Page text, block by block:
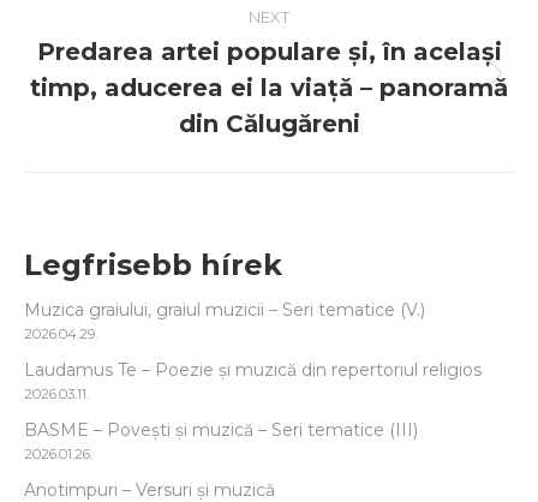
NEXT
Next
post:
Predarea artei populare și, în același
timp, aducerea ei la viață – panoramă
din Călugăreni
Legfrisebb hírek
Muzica graiului, graiul muzicii – Seri tematice (V.)
2026.04.29.
Laudamus Te – Poezie și muzică din repertoriul religios
2026.03.11.
BASME – Povești și muzică – Seri tematice (III)
2026.01.26.
Anotimpuri – Versuri și muzică